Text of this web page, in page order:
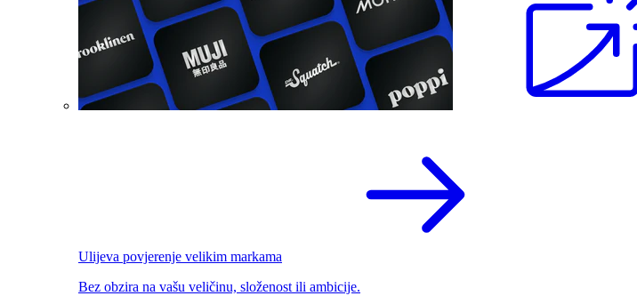
Ulijeva povjerenje velikim markama
Bez obzira na vašu veličinu, složenost ili ambicije.